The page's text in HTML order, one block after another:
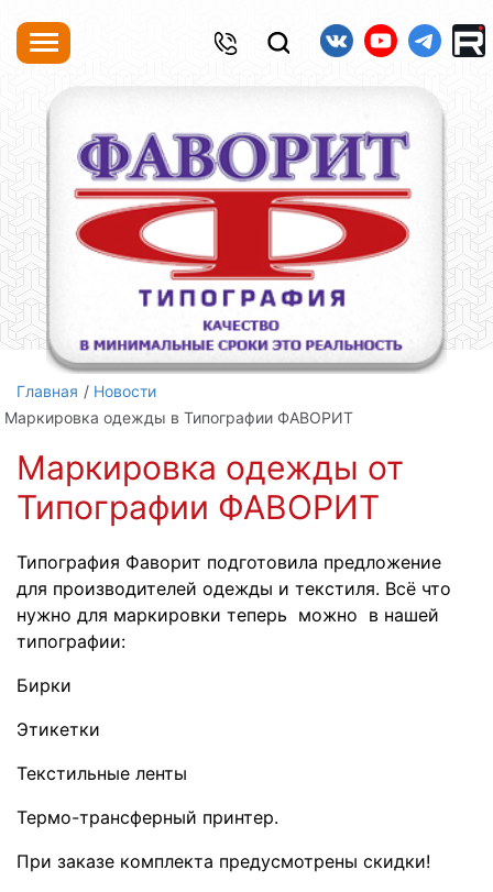
Главная
Новости
Маркировка одежды в Типографии ФАВОРИТ
Маркировка одежды от
Типографии ФАВОРИТ
Типография Фаворит подготовила предложение
для производителей одежды и текстиля. Всё что
нужно для маркировки теперь можно в нашей
типографии:
Бирки
Этикетки
Текстильные ленты
Термо-трансферный принтер.
При заказе комплекта предусмотрены скидки!